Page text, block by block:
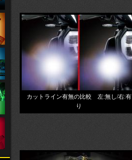
カットライン有無の比較 左:無し/右:有
り